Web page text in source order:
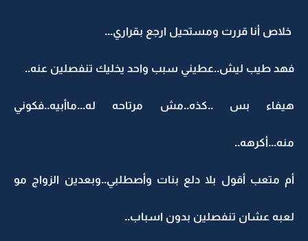
خلاص أنا قررت ومستحيل ارجع بقراري...
فهد طيب ليش..عطيني سبب واحد يخليك تنفصلين عنه..
هيفاء بس ..كذه..مش مرتاحه له...ماأبيه..فكوني
منه...أكرهه..
أم متعب أقول بلا دلع بنات وأصطلبي..وبعدين الزواج مو
لعبه عشان تنفصلين بدون اسباب..